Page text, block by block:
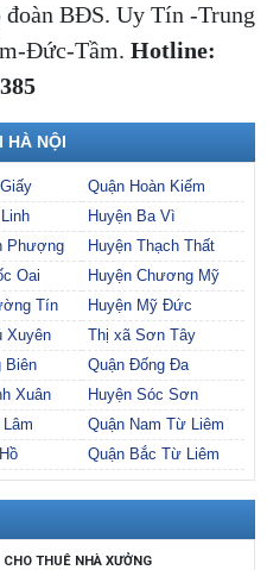
đoàn BĐS. Uy Tín -Trung
Đức-Tầm. Hotline:
HÀ NỘI
Quận Hoàn Kiếm
Huyện Ba Vì
Phượng
Huyện Thạch Thất
Oai
Huyện Chương Mỹ
Tín
Huyện Mỹ Đức
Xuyên
Thị xã Sơn Tây
Biên
Quận Đống Đa
Xuân
Huyện Sóc Sơn
Lâm
Quận Nam Từ Liêm
Quận Bắc Từ Liêm
CHO THUÊ NHÀ XƯỞNG